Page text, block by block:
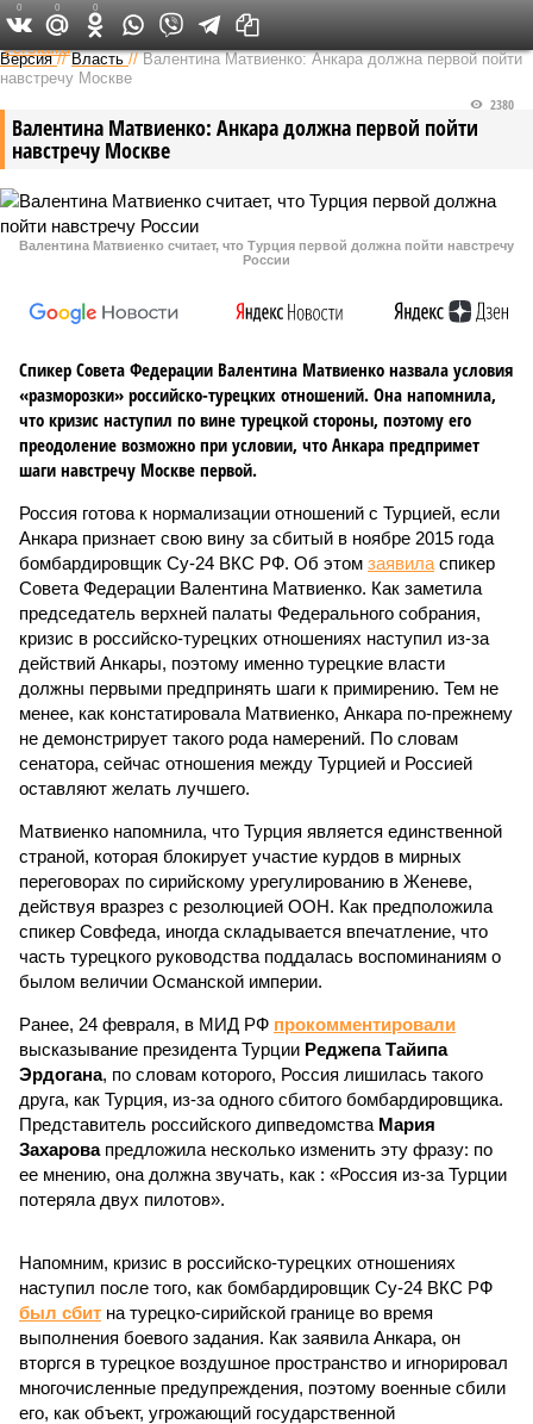
Федеральный выпуск
Версия //Власть //Валентина Матвиенко: Анкара должна первой пойти
навстречу Москве
Валентина Матвиенко: Анкара должна первой пойти
навстречу Москве
2380
Валентина Матвиенко считает, что Турция первой должна пойти навстречу
России
Спикер Совета Федерации Валентина Матвиенко назвала условия
«разморозки» российско-турецких отношений. Она напомнила,
что кризис наступил по вине турецкой стороны, поэтому его
преодоление возможно при условии, что Анкара предпримет
шаги навстречу Москве первой.
Россия готова к нормализации отношений с Турцией, если
Анкара признает свою вину за сбитый в ноябре 2015 года
бомбардировщик Су-24 ВКС РФ. Об этом заявила спикер
Совета Федерации Валентина Матвиенко. Как заметила
председатель верхней палаты Федерального собрания,
кризис в российско-турецких отношениях наступил из-за
действий Анкары, поэтому именно турецкие власти
должны первыми предпринять шаги к примирению. Тем не
менее, как констатировала Матвиенко, Анкара по-прежнему
не демонстрирует такого рода намерений. По словам
сенатора, сейчас отношения между Турцией и Россией
оставляют желать лучшего.
Матвиенко напомнила, что Турция является единственной
страной, которая блокирует участие курдов в мирных
переговорах по сирийскому урегулированию в Женеве,
действуя вразрез с резолюцией ООН. Как предположила
спикер Совфеда, иногда складывается впечатление, что
часть турецкого руководства поддалась воспоминаниям о
былом величии Османской империи.
Ранее, 24 февраля, в МИД РФ прокомментировали
высказывание президента Турции Реджепа Тайипа
Эрдогана, по словам которого, Россия лишилась такого
друга, как Турция, из-за одного сбитого бомбардировщика.
Представитель российского дипведомства Мария
Захаровапредложила несколько изменить эту фразу: по
ее мнению, она должна звучать, как : «Россия из-за Турции
потеряла двух пилотов».
Напомним, кризис в российско-турецких отношениях
наступил после того, как бомбардировщик Су-24 ВКС РФ
был сбит на турецко-сирийской границе во время
выполнения боевого задания. Как заявила Анкара, он
вторгся в турецкое воздушное пространство и игнорировал
многочисленные предупреждения, поэтому военные сбили
его, как объект, угрожающий государственной
0 0 0